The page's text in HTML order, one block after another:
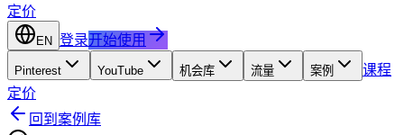
定价
EN 登录开始使用
Pinterest YouTube 机会库 流量 案例
课程
定价
回到案例库